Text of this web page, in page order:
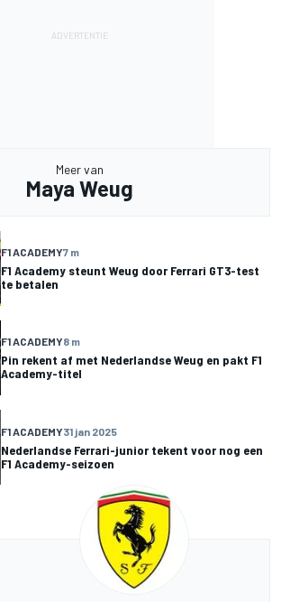
Meer van
Maya Weug
F1 ACADEMY7 m
F1 Academy steunt Weug door Ferrari GT3-test
te betalen
F1 ACADEMY8 m
Pin rekent af met Nederlandse Weug en pakt F1
Academy-titel
F1 ACADEMY31 jan 2025
Nederlandse Ferrari-junior tekent voor nog een
F1 Academy-seizoen